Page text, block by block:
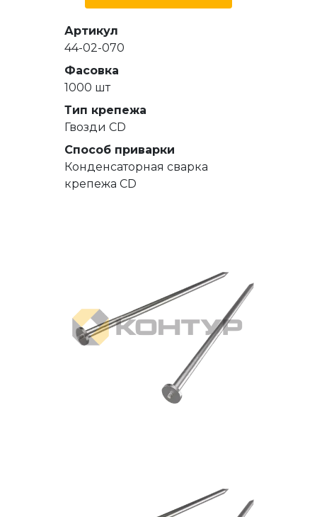
Артикул
44-02-070
Фасовка
1000 шт
Тип крепежа
Гвозди СD
Способ приварки
Конденсаторная сварка
крепежа CD